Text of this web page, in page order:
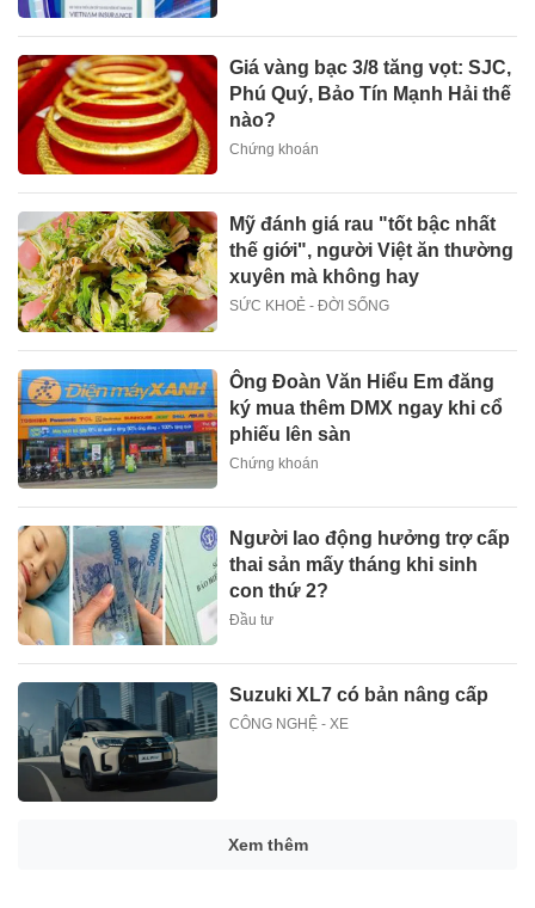
Giá vàng bạc 3/8 tăng vọt: SJC,
Phú Quý, Bảo Tín Mạnh Hải thế
nào?
Chứng khoán
Mỹ đánh giá rau "tốt bậc nhất
thế giới", người Việt ăn thường
xuyên mà không hay
SỨC KHOẺ - ĐỜI SỐNG
Ông Đoàn Văn Hiểu Em đăng
ký mua thêm DMX ngay khi cổ
phiếu lên sàn
Chứng khoán
Người lao động hưởng trợ cấp
thai sản mấy tháng khi sinh
con thứ 2?
Đầu tư
Suzuki XL7 có bản nâng cấp
CÔNG NGHỆ - XE
Giá xăng dầu tác động chỉ số